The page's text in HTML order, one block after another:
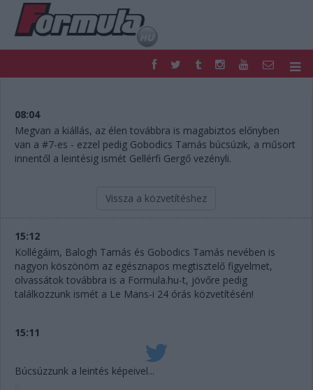
FORMULA
NEMZETKÖZI
HAZAI
RETRO
EGYÉB
PODCAST
SHOP
PONTÁLLÁSOK
08:04
Megvan a kiállás, az élen továbbra is magabiztos előnyben
van a #7-es - ezzel pedig Gobodics Tamás búcsúzik, a műsort
innentől a leintésig ismét Gellérfi Gergő vezényli.
Vissza a közvetítéshez
15:12
Kollégáim, Balogh Tamás és Gobodics Tamás nevében is
nagyon köszönöm az egésznapos megtisztelő figyelmet,
olvassátok továbbra is a Formula.hu-t, jövőre pedig
találkozzunk ismét a Le Mans-i 24 órás közvetítésén!
15:11
Búcsúzzunk a leintés képeivel...